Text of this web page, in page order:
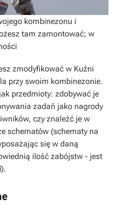
kombinezonu i
tam zamontować; w
zmodyfikować w Kuźni
przy swoim kombinezonie.
przedmioty: zdobywać je
zadań jako nagrody
czy znaleźć je w
schematów (schematy na
się w daną
ilość zabójstw - jest
).